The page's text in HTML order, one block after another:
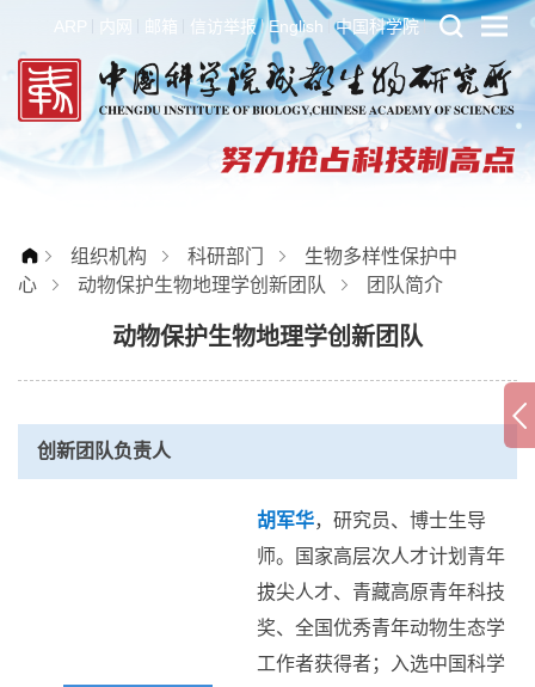
ARP 内网 邮箱 信访举报 English 中国科学院
组织机构 科研部门
生物多样性保护中
心
动物保护生物地理学创新团队 团队简介
动物保护生物地理学创新团队
创新团队负责人
胡军华，研究员、博士生导
师。国家高层次人才计划青年
拔尖人才、青藏高原青年科技
奖、全国优秀青年动物生态学
工作者获得者；入选中国科学